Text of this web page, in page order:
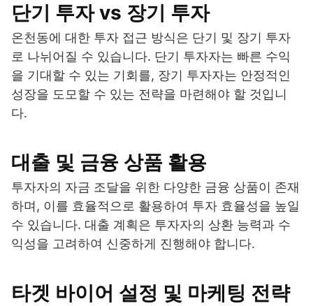
단기 투자 vs 장기 투자
온천동에 대한 투자 접근 방식은 단기 및 장기 투자
로 나뉘어질 수 있습니다. 단기 투자자는 빠른 수익
을 기대할 수 있는 기회를, 장기 투자자는 안정적인
성장을 도모할 수 있는 전략을 마련해야 할 것입니
다.
대출 및 금융 상품 활용
투자자의 자금 조달을 위한 다양한 금융 상품이 존재
하며, 이를 효율적으로 활용하여 투자 효율성을 높일
수 있습니다. 대출 계획은 투자자의 상환 능력과 수
익성을 고려하여 신중하게 진행해야 합니다.
타겟 바이어 설정 및 마케팅 전략